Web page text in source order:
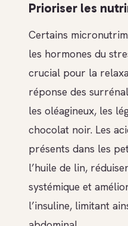
Prioriser les
Certains
les hormones du
crucial pour la
réponse des
les oléagineux, les
chocolat noir. Les
présents dans les
l’huile de lin,
systémique et
l’insuline, limitant